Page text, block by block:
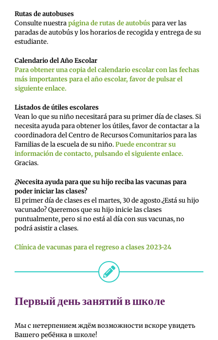
Rutas de autobuses
Consulte nuestrapágina de rutas de autobúspara ver las
paradas de autobús y los horarios de recogida y entrega de su
estudiante.
Calendario del Año Escolar
Para obtener una copia del calendario escolar con las fechas
más importantes para el año escolar, favor de pulsar el
siguiente enlace.
Listados de útiles escolares
Vean lo que su niño necesitará para su primer día de clases. Si
necesita ayuda para obtener los útiles, favor de contactar a la
coordinadora del Centro de Recursos Comunitarios para las
Familias de la escuela de su niño.Puede encontrar su
información de contacto, pulsando el siguiente enlace.
Gracias.
¿Necesita ayuda para que su hijo reciba las vacunas para
poder iniciar las clases?
El primer día de clases es el martes, 30 de agosto.¿Está su hijo
vacunado? Queremos que su hijo inicie las clases
puntualmente, pero si no está al día con sus vacunas, no
podrá asistir a clases.
Clínica de vacunas para el regreso a clases 2023-24
Первый день занятий в школе
Мы с нетерпением ждём возможности вскоре увидеть
Вашего ребёнка в школе!